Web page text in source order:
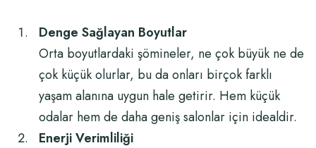
Denge Sağlayan Boyutlar
Orta boyutlardaki şömineler, ne çok büyük ne de
çok küçük olurlar, bu da onları birçok farklı
yaşam alanına uygun hale getirir. Hem küçük
odalar hem de daha geniş salonlar için idealdir.
Enerji Verimliliği